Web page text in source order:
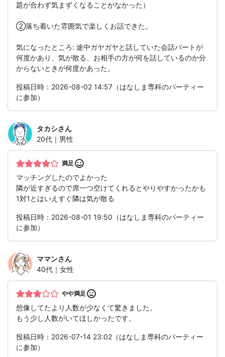
題が合わず気まずくなることがなかった）
②落ち着いた雰囲気で楽しくお話できた。
気になったところ: 途中ガヤガヤと話していた会話パートが
何度かあり、気が散る、お相手の方が何を話しているのか分
からないときが何度かあった。
投稿日時：2026-08-02 14:57（はなしま専科のパーティー
に参加）
タカシさん
20代｜男性
満足
マッチングしたのでよかった
隣が近すぎるので席一つ空けてくれるとやりやすかったかも
1対1とはいえすぐ隣は気が散る
投稿日時：2026-08-01 19:50（はなしま専科のパーティー
に参加）
ママンさん
40代｜女性
やや満足
想像してたより人数が少なくて驚きました。
もう少し人数がいてほしかったです。
投稿日時：2026-07-14 23:02（はなしま専科のパーティー
に参加）